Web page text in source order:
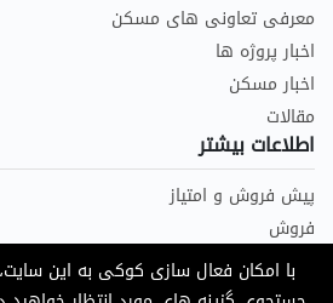
معرفی تعاونی های مسکن
اخبار پروژه ها
اخبار مسکن
مقالات
اطلاعات بیشتر
پیش فروش و امتیاز
فروش
اجارهبا امکان فعال سازی کوکی به این